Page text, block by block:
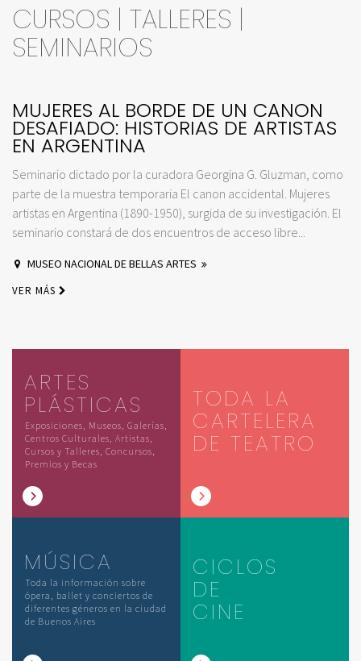
CURSOS | TALLERES |
SEMINARIOS
MUJERES AL BORDE DE UN CANON
DESAFIADO: HISTORIAS DE ARTISTAS
EN ARGENTINA
Seminario dictado por la curadora Georgina G. Gluzman, como
parte de la muestra temporaria El canon accidental. Mujeres
artistas en Argentina (1890-1950), surgida de su investigación. El
seminario constará de dos encuentros de acceso libre...
MUSEO NACIONAL DE BELLAS ARTES
VER MÁS
ARTES
PLÁSTICAS
Exposiciones, Museos, Galerías,
Centros Culturales, Artistas,
Cursos y Talleres, Concursos,
Premios y Becas
TODA LA
CARTELERA
DE TEATRO
MÚSICA
Toda la información sobre
ópera, ballet y conciertos de
diferentes géneros en la ciudad
de Buenos Aires
CICLOS
DE
CINE